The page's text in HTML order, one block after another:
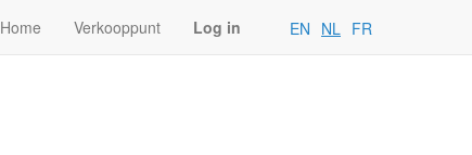
Home Verkooppunt Log in EN NL FR